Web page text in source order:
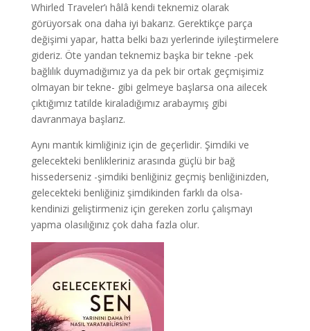
Whirled Traveler’ı hâlâ kendi teknemiz olarak
görüyorsak ona daha iyi bakarız. Gerektikçe parça
değişimi yapar, hatta belki bazı yerlerinde iyileştirmelere
gideriz. Öte yandan teknemiz başka bir tekne -pek
bağlılık duymadığımız ya da pek bir ortak geçmişimiz
olmayan bir tekne- gibi gelmeye başlarsa ona ailecek
çıktığımız tatilde kiraladığımız arabaymış gibi
davranmaya başlarız.
Aynı mantık kimliğiniz için de geçerlidir. Şimdiki ve
gelecekteki benlikleriniz arasında güçlü bir bağ
hissederseniz -şimdiki benliğiniz geçmiş benliğinizden,
gelecekteki benliğiniz şimdikinden farklı da olsa-
kendinizi geliştirmeniz için gereken zorlu çalışmayı
yapma olasılığınız çok daha fazla olur.